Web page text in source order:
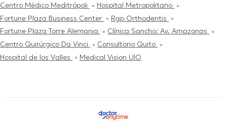
Centro Médico Meditrópoli
Hospital Metropolitano
Fortune Plaza Business Center
Rgp Orthodentis
Fortune Plaza Torre Alemania
Clínica Sancho: Av. Amazonas
Centro Quirúrgico Da Vinci
Consultorio Quito
Hospital de los Valles
Medical Vision UIO